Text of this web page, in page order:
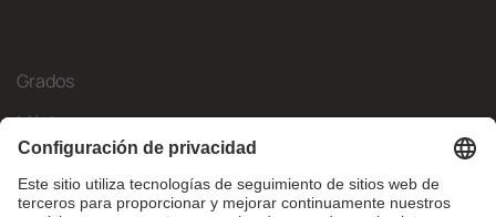
Grados
Másteres
Movilidad Internacional
Investigación